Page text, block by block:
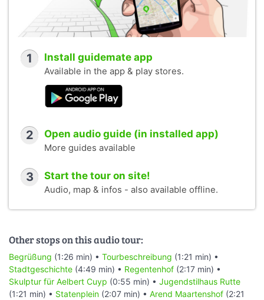
1 Install guidemate app
Available in the app & play stores.
2 Open audio guide (in installed app)
More guides available
3 Start the tour on site!
Audio, map & infos - also available offline.
Other stops on this audio tour:
Begrüßung (1:26 min) • Tourbeschreibung (1:21 min) •
Stadtgeschichte (4:49 min) • Regentenhof (2:17 min) •
Skulptur für Aelbert Cuyp (0:55 min) • Jugendstilhaus Rutte
(1:21 min) • Statenplein (2:07 min) • Arend Maartenshof (2:21